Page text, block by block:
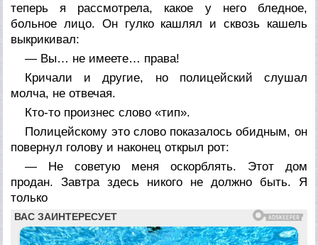
теперь я рассмотрела, какое у него бледное,
больное лицо. Он гулко кашлял и сквозь кашель
выкрикивал:
— Вы… не имеете… права!
Кричали и другие, но полицейский слушал
молча, не отвечая.
Кто-то произнес слово «тип».
Полицейскому это слово показалось обидным, он
повернул голову и наконец открыл рот:
— Не советую меня оскорблять. Этот дом
продан. Завтра здесь никого не должно быть. Я
только